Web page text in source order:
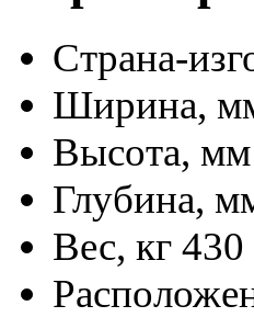
Страна-
Ширина,
Высота, мм
Глубина,
Вес, кг 430